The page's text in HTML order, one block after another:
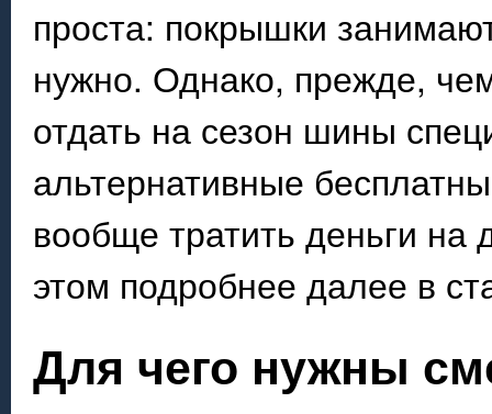
проста: покрышки
нужно. Однако, прежде,
отдать на сезон шины
альтернативные
вообще тратить деньги
этом подробнее далее в
Для чего нужны